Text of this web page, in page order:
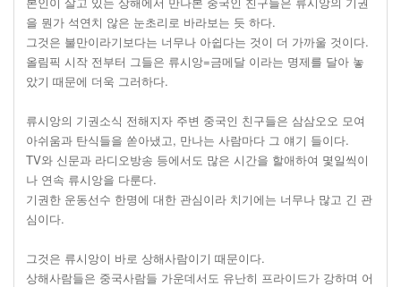
을 뭔가 석연치 않은 눈초리로 바라보는 듯 하다.
그것은 불만이라기보다는 너무나 아쉽다는 것이 더 가까울 것이다.
올림픽 시작 전부터 그들은 류시앙=금메달 이라는 명제를 달아 놓
았기 때문에 더욱 그러하다.
류시앙의 기권소식 전해지자 주변 중국인 친구들은 삼삼오오 모여
아쉬움과 탄식들을 쏟아냈고, 만나는 사람마다 그 얘기 들이다.
TV와 신문과 라디오방송 등에서도 많은 시간을 할애하여 몇일씩이
나 연속 류시앙을 다룬다.
기권한 운동선수 한명에 대한 관심이라 치기에는 너무나 많고 긴 관
심이다.
그것은 류시앙이 바로 상해사람이기 때문이다.
상해사람들은 중국사람들 가운데서도 유난히 프라이드가 강하며 어